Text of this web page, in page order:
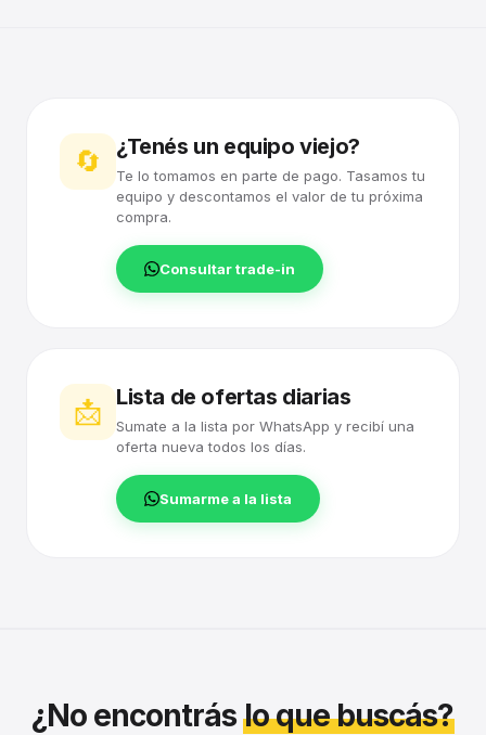
🔄 ¿Tenés un equipo viejo?
Te lo tomamos en parte de pago. Tasamos tu
equipo y descontamos el valor de tu próxima
compra.
Consultar trade-in
📩 Lista de ofertas diarias
Sumate a la lista por WhatsApp y recibí una
oferta nueva todos los días.
Sumarme a la lista
¿No encontráslo que buscás?